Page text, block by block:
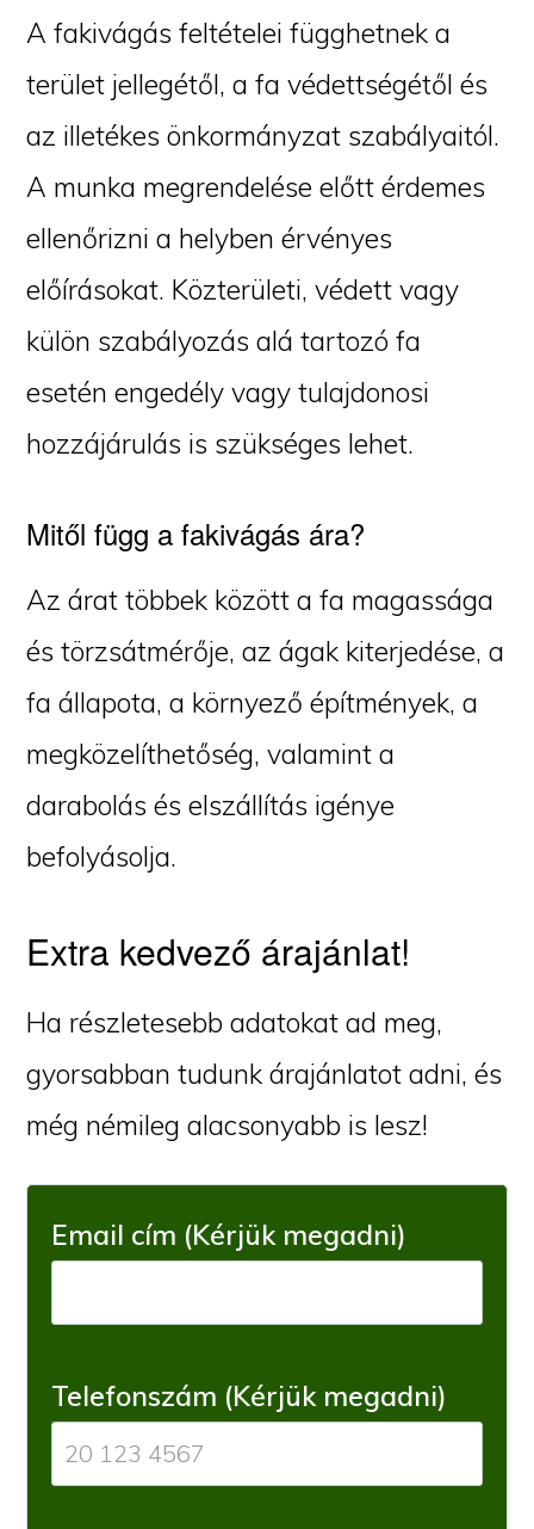
A fakivágás feltételei függhetnek a
terület jellegétől, a fa védettségétől és
az illetékes önkormányzat szabályaitól.
A munka megrendelése előtt érdemes
ellenőrizni a helyben érvényes
előírásokat. Közterületi, védett vagy
külön szabályozás alá tartozó fa
esetén engedély vagy tulajdonosi
hozzájárulás is szükséges lehet.
Mitől függ a fakivágás ára?
Az árat többek között a fa magassága
és törzsátmérője, az ágak kiterjedése, a
fa állapota, a környező építmények, a
megközelíthetőség, valamint a
darabolás és elszállítás igénye
befolyásolja.
Extra kedvező árajánlat!
Ha részletesebb adatokat ad meg,
gyorsabban tudunk árajánlatot adni, és
még némileg alacsonyabb is lesz!
Email cím (Kérjük megadni)
Telefonszám (Kérjük megadni)